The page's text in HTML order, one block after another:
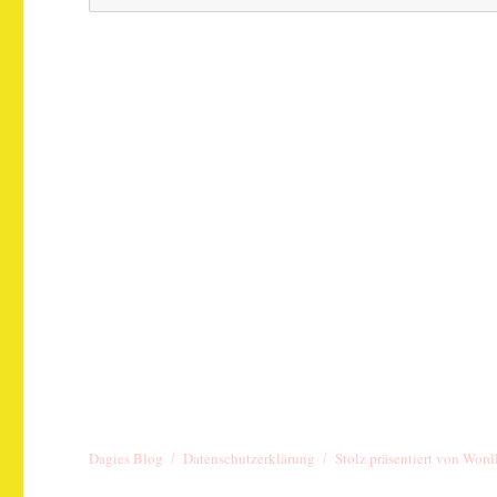
nach:
Dagies Blog Datenschutzerklärung Stolz präsentiert von